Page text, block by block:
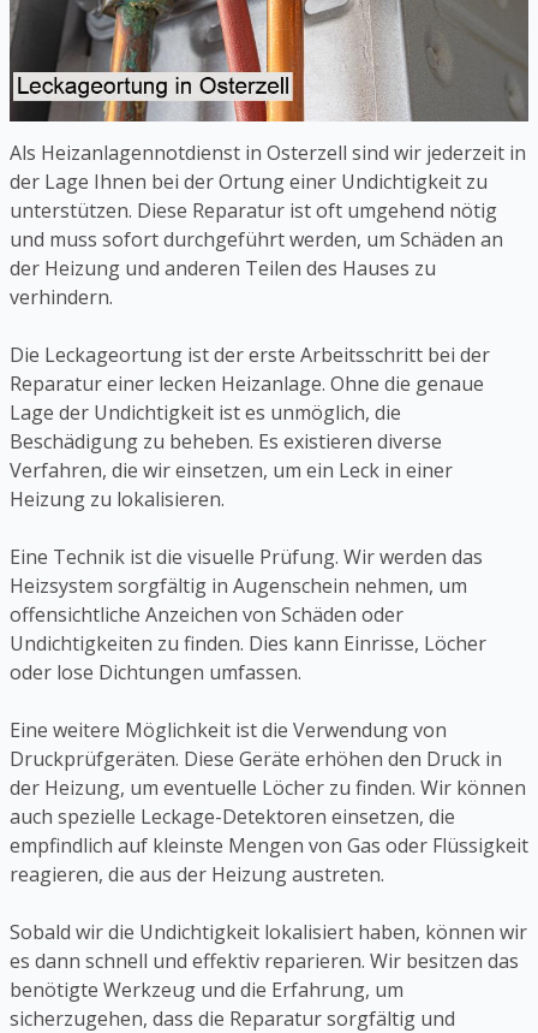
Als Heizanlagennotdienst in Osterzell sind wir jederzeit in
der Lage Ihnen bei der Ortung einer Undichtigkeit zu
unterstützen. Diese Reparatur ist oft umgehend nötig
und muss sofort durchgeführt werden, um Schäden an
der Heizung und anderen Teilen des Hauses zu
verhindern.
Die Leckageortung ist der erste Arbeitsschritt bei der
Reparatur einer lecken Heizanlage. Ohne die genaue
Lage der Undichtigkeit ist es unmöglich, die
Beschädigung zu beheben. Es existieren diverse
Verfahren, die wir einsetzen, um ein Leck in einer
Heizung zu lokalisieren.
Eine Technik ist die visuelle Prüfung. Wir werden das
Heizsystem sorgfältig in Augenschein nehmen, um
offensichtliche Anzeichen von Schäden oder
Undichtigkeiten zu finden. Dies kann Einrisse, Löcher
oder lose Dichtungen umfassen.
Eine weitere Möglichkeit ist die Verwendung von
Druckprüfgeräten. Diese Geräte erhöhen den Druck in
der Heizung, um eventuelle Löcher zu finden. Wir können
auch spezielle Leckage-Detektoren einsetzen, die
empfindlich auf kleinste Mengen von Gas oder Flüssigkeit
reagieren, die aus der Heizung austreten.
Sobald wir die Undichtigkeit lokalisiert haben, können wir
es dann schnell und effektiv reparieren. Wir besitzen das
benötigte Werkzeug und die Erfahrung, um
sicherzugehen, dass die Reparatur sorgfältig und